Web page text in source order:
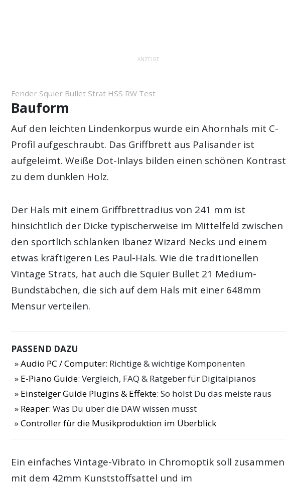
ANZEIGE
Fender Squier Bullet Strat HSS RW Test
Bauform
Auf den leichten Lindenkorpus wurde ein Ahornhals mit C-
Profil aufgeschraubt. Das Griffbrett aus Palisander ist
aufgeleimt. Weiße Dot-Inlays bilden einen schönen Kontrast
zu dem dunklen Holz.
Der Hals mit einem Griffbrettradius von 241 mm ist
hinsichtlich der Dicke typischerweise im Mittelfeld zwischen
den sportlich schlanken Ibanez Wizard Necks und einem
etwas kräftigeren Les Paul-Hals. Wie die traditionellen
Vintage Strats, hat auch die Squier Bullet 21 Medium-
Bundstäbchen, die sich auf dem Hals mit einer 648mm
Mensur verteilen.
PASSEND DAZU
Audio PC / Computer: Richtige & wichtige Komponenten
E-Piano Guide: Vergleich, FAQ & Ratgeber für Digitalpianos
Einsteiger Guide Plugins & Effekte: So holst Du das meiste raus
Reaper: Was Du über die DAW wissen musst
Controller für die Musikproduktion im Überblick
Ein einfaches Vintage-Vibrato in Chromoptik soll zusammen
mit dem 42mm Kunststoffsattel und im